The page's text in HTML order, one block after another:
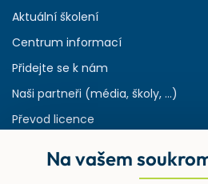
Aktuální školení
Centrum informací
Přidejte se k nám
Naši partneři (média, školy, ...)
Převod licence
Rejstřík používaných zkratek v
Na vašem